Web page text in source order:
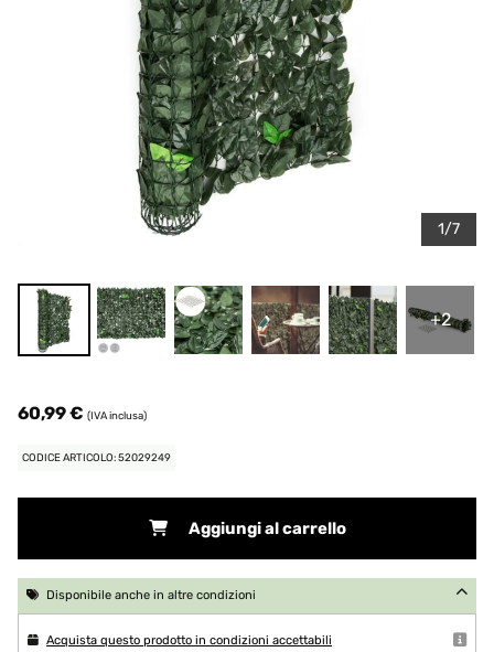
1/7
+2
60,99 € (IVA inclusa)
CODICE ARTICOLO: 52029249
Aggiungi al carrello
Disponibile anche in altre condizioni
Acquista questo prodotto in condizioni accettabili